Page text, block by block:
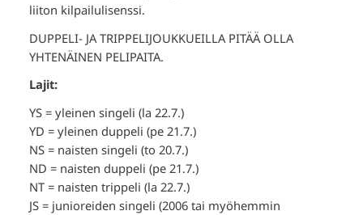
liiton kilpailulisenssi.
DUPPELI- JA TRIPPELIJOUKKUEILLA PITÄÄ OLLA
YHTENÄINEN PELIPAITA.
Lajit:
YS = yleinen singeli (la 22.7.)
YD = yleinen duppeli (pe 21.7.)
NS = naisten singeli (to 20.7.)
ND = naisten duppeli (pe 21.7.)
NT = naisten trippeli (la 22.7.)
JS = junioreiden singeli (2006 tai myöhemmin